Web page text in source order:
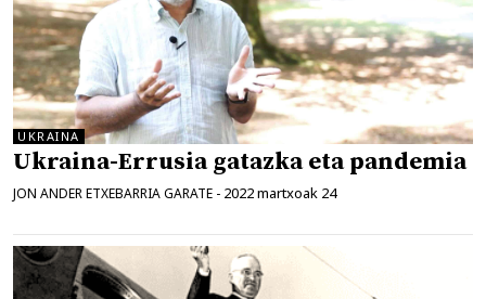
UKRAINA
Ukraina-Errusia gatazka eta pandemia
JON ANDER ETXEBARRIA GARATE - 2022 martxoak 24